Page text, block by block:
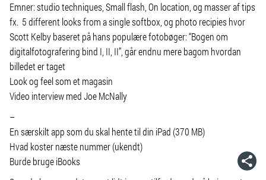
Emner: studio techniques, Small flash, On location, og masser af tips
fx. 5 different looks from a single softbox, og photo recipies hvor
Scott Kelby baseret på hans populære fotobøger: “Bogen om
digitalfotografering bind I, II, II”, går endnu mere bagom hvordan
billedet er taget
Look og feel som et magasin
Video interview med Joe McNally
–
En særskilt app som du skal hente til din iPad (370 MB)
Hvad koster næste nummer (ukendt)
Burde bruge iBooks